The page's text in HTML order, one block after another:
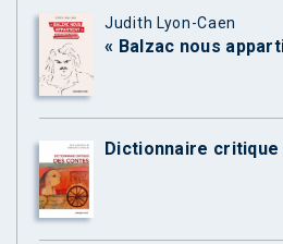
Judith Lyon-Caen
« Balzac nous
Dictionnaire